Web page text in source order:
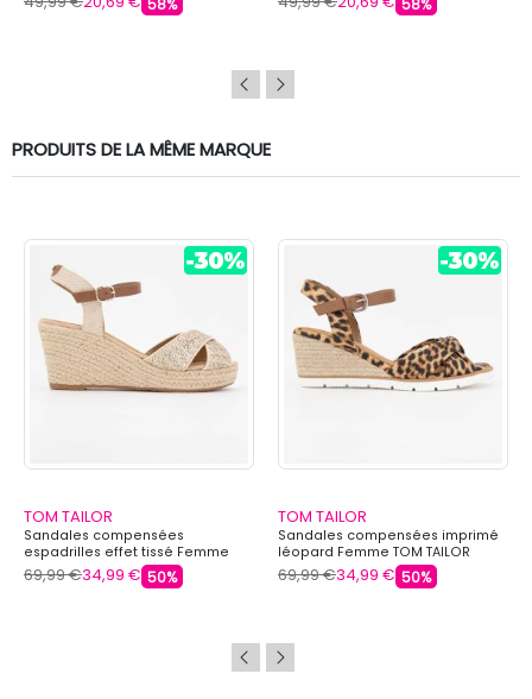
58% 58%
PRODUITS DE LA MÊME MARQUE
TOM TAILOR
Sandales compensées
espadrilles effet tissé Femme
TOM TAILOR
69,99 €34,99 € 50%
TOM TAILOR
Sandales compensées imprimé
léopard Femme TOM TAILOR
69,99 €34,99 € 50%